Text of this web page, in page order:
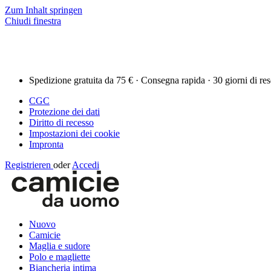
Zum Inhalt springen
Chiudi finestra
Spedizione gratuita da 75 € · Consegna rapida · 30 giorni di
CGC
Protezione dei dati
Diritto di recesso
Impostazioni dei cookie
Impronta
Registrieren oder Accedi
Nuovo
Camicie
Maglia e sudore
Polo e magliette
Biancheria intima